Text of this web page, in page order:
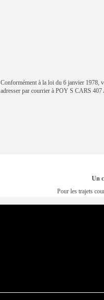
Conformément à la loi du 6 janvier 1978,
adresser par courrier à POY S CARS
Un
Pour les trajets